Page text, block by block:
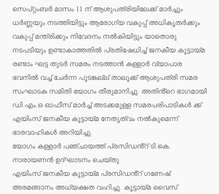
സെപ്റ്റംബർ മാസം 11 ന് ആശുപത്രിയിലേക്ക് മാർച്ചും
ധർണ്ണയും നടത്തിയിട്ടും ആരോഗ്യ വകുപ്പ് അധികൃതർക്കും
വകുപ്പ് മന്ത്രിക്കും നിവേദനം നൽകിയിട്ടും യാതൊരു
നടപടിയും ഉണ്ടാകാത്തതിൽ പ്രതിഷേധിച്ച് ജനകീയ കൂട്ടായ്മ
രണ്ടാം ഘട്ട തുടർ സമരം നടത്താൻ കള്ളാർ വ്യാപാര
ഭവനിൽ വച്ച് ചേർന്ന പൂടങ്കല്ല് താലൂക്ക് ആശുപത്രി സമര
സംഘാടക സമിതി യോഗം തീരുമാനിച്ചു. അതിൻ്റെ ഭാഗമായി
ഡി.എം.ഒ ഓഫീസ് മാർച്ച് അടക്കമുള്ള സമരപരിപാടികൾ ക്ക്
എയിംസ് ജനകീയ കൂട്ടായ്മ നേതൃത്വം നൽകുമെന്ന്
ഭാരവാഹികൾ അറിയിച്ചു.
യോഗം കള്ളാർ പഞ്ചായത്ത് പ്രസിഡൻ്റ് ടി.കെ.
നാരായണൻ ഉദ്ഘാടനം ചെയ്തു.
എയിംസ് ജനകീയ കൂട്ടായ്മ പ്രസിഡൻ്റ് ഗണേഷ്
അരമങ്ങാനം അധ്യക്ഷത വഹിച്ചു. കൂട്ടായ്മ വൈസ്